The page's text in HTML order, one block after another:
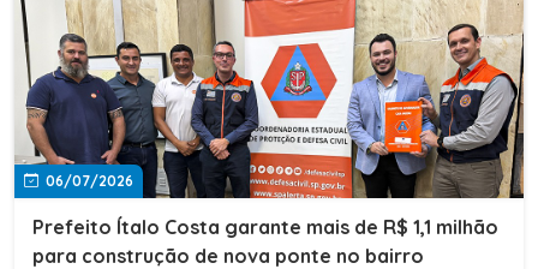
06/07/2026
Prefeito Ítalo Costa garante mais de R$ 1,1 milhão
para construção de nova ponte no bairro